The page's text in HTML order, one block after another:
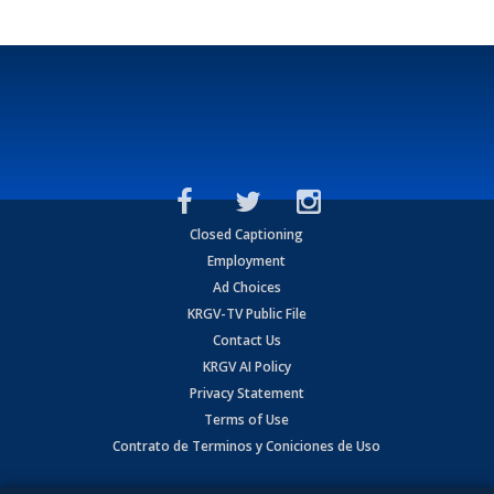
Closed Captioning
Employment
Ad Choices
KRGV-TV Public File
Contact Us
KRGV AI Policy
Privacy Statement
Terms of Use
Contrato de Terminos y Coniciones de Uso